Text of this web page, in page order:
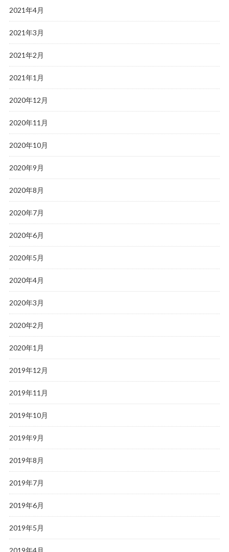
2021年4月
2021年3月
2021年2月
2021年1月
2020年12月
2020年11月
2020年10月
2020年9月
2020年8月
2020年7月
2020年6月
2020年5月
2020年4月
2020年3月
2020年2月
2020年1月
2019年12月
2019年11月
2019年10月
2019年9月
2019年8月
2019年7月
2019年6月
2019年5月